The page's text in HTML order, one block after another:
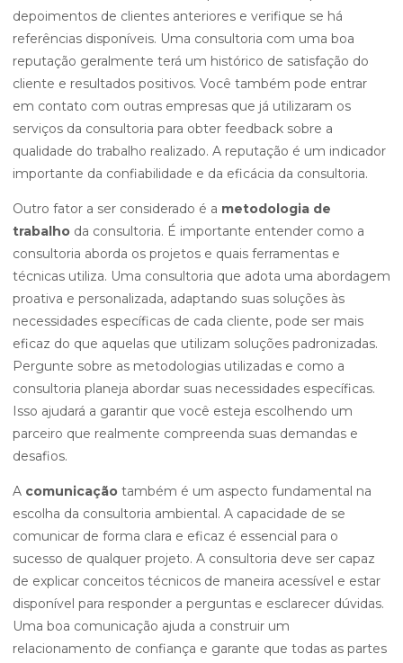
depoimentos de clientes anteriores e verifique se há
referências disponíveis. Uma consultoria com uma boa
reputação geralmente terá um histórico de satisfação do
cliente e resultados positivos. Você também pode entrar
em contato com outras empresas que já utilizaram os
serviços da consultoria para obter feedback sobre a
qualidade do trabalho realizado. A reputação é um indicador
importante da confiabilidade e da eficácia da consultoria.
Outro fator a ser considerado é a metodologia de
trabalho da consultoria. É importante entender como a
consultoria aborda os projetos e quais ferramentas e
técnicas utiliza. Uma consultoria que adota uma abordagem
proativa e personalizada, adaptando suas soluções às
necessidades específicas de cada cliente, pode ser mais
eficaz do que aquelas que utilizam soluções padronizadas.
Pergunte sobre as metodologias utilizadas e como a
consultoria planeja abordar suas necessidades específicas.
Isso ajudará a garantir que você esteja escolhendo um
parceiro que realmente compreenda suas demandas e
desafios.
A comunicação também é um aspecto fundamental na
escolha da consultoria ambiental. A capacidade de se
comunicar de forma clara e eficaz é essencial para o
sucesso de qualquer projeto. A consultoria deve ser capaz
de explicar conceitos técnicos de maneira acessível e estar
disponível para responder a perguntas e esclarecer dúvidas.
Uma boa comunicação ajuda a construir um
relacionamento de confiança e garante que todas as partes